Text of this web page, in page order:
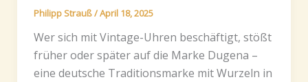
Philipp Strauß/April 18, 2025
Wer sich mit Vintage-Uhren beschäftigt, stößt
früher oder später auf die Marke Dugena –
eine deutsche Traditionsmarke mit Wurzeln in